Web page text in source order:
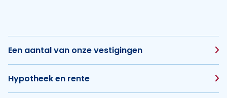
Een aantal van onze vestigingen
Hypotheek en rente